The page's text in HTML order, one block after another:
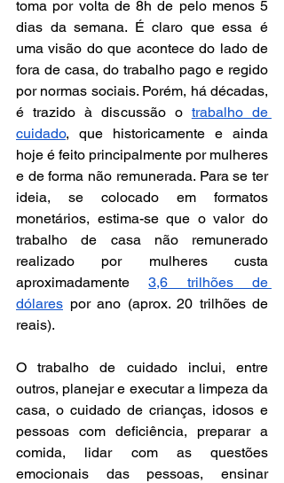
toma por volta de 8h de pelo menos 5
dias da semana. É claro que essa é
uma visão do que acontece do lado de
fora de casa, do trabalho pago e regido
por normas sociais. Porém, há décadas,
é trazido à discussão o trabalho de
cuidado, que historicamente e ainda
hoje é feito principalmente por mulheres
e de forma não remunerada. Para se ter
ideia, se colocado em formatos
monetários, estima-se que o valor do
trabalho de casa não remunerado
realizado por mulheres custa
aproximadamente 3,6 trilhões de
dólares por ano (aprox. 20 trilhões de
reais).
O trabalho de cuidado inclui, entre
outros, planejar e executar a limpeza da
casa, o cuidado de crianças, idosos e
pessoas com deficiência, preparar a
comida, lidar com as questões
emocionais das pessoas, ensinar